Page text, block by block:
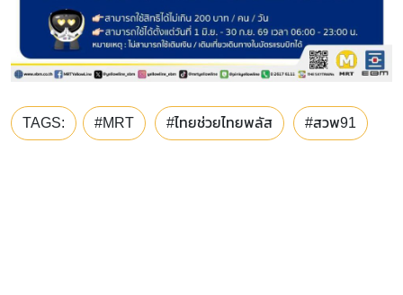
TAGS: #MRT #ไทยช่วยไทยพลัส #สวพ91